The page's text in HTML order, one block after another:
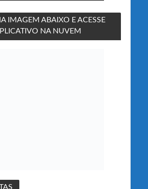
IMAGEM ABAIXO E ACESSE
NA NUVEM